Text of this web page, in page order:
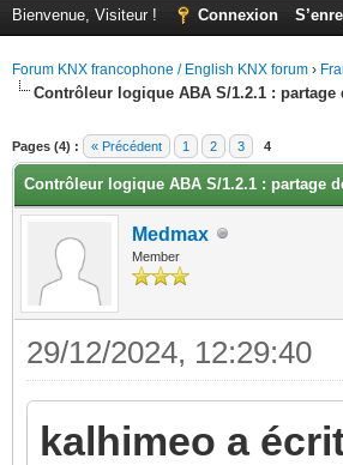
Bienvenue, Visiteur ! Connexion
Forum KNX francophone / English KNX forum ›
Contrôleur logique ABA S/1.2.1 :
Pages (4) : « Précédent 1 2 3 4
Contrôleur logique ABA S/1.2.1 : partage
Medmax
Member
29/12/2024, 12:29:40
kalhimeo a